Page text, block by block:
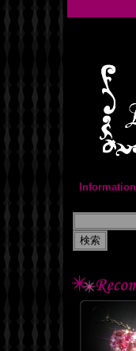
Information